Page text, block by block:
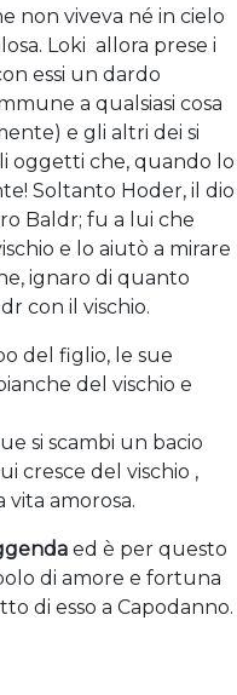
non viveva né in cielo
Loki allora prese i
essi un dardo
a qualsiasi cosa
e gli altri dei si
oggetti che, quando lo
Soltanto Hoder, il dio
Baldr; fu a lui che
e lo aiutò a mirare
ignaro di quanto
con il vischio.
del figlio, le sue
del vischio e
si scambi un bacio
cresce del vischio ,
amorosa.
ed è per questo
di amore e fortuna
di esso a Capodanno.